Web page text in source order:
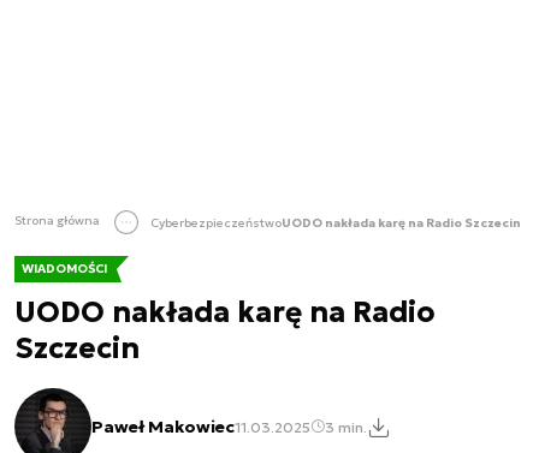
Strona główna CyberbezpieczeństwoUODO nakłada karę na Radio Szczecin
WIADOMOŚCI
UODO nakłada karę na Radio
Szczecin
Paweł Makowiec11.03.2025 3 min.